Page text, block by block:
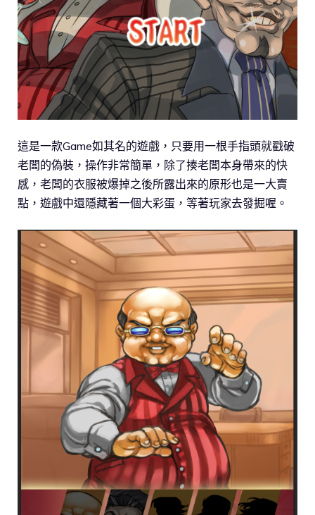
這是一款Game如其名的遊戲，只要用一根手指頭就戳破
老闆的偽裝，操作非常簡單，除了揍老闆本身帶來的快
感，老闆的衣服被爆掉之後所露出來的原形也是一大賣
點，遊戲中還隱藏著一個大彩蛋，等著玩家去發掘喔。